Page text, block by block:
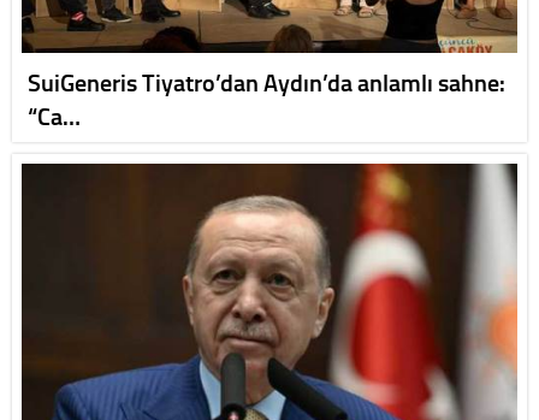
SuiGeneris Tiyatro’dan Aydın’da anlamlı sahne:
“Ca…